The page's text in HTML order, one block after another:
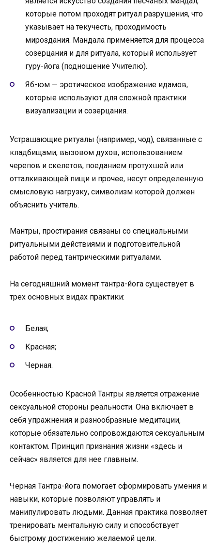
которые потом проходят ритуал разрушения, что
указывает на текучесть, проходимость
мироздания. Мандала применяется для процесса
созерцания и для ритуала, который использует
гуру-йога (подношение Учителю).
Яб-юм — эротическое изображение идамов,
которые используют для сложной практики
визуализации и созерцания.
Устрашающие ритуалы (например, чод), связанные с
кладбищами, вызовом духов, использованием
черепов и скелетов, поеданием протухшей или
отталкивающей пищи и прочее, несут определенную
смысловую нагрузку, символизм которой должен
объяснить учитель.
Мантры, простирания связаны со специальными
ритуальными действиями и подготовительной
работой перед тантрическими ритуалами.
На сегодняшний момент тантра-йога существует в
трех основных видах практики:
Белая;
Красная;
Черная.
Особенностью Красной Тантры является отражение
сексуальной стороны реальности. Она включает в
себя упражнения и разнообразные медитации,
которые обязательно сопровождаются сексуальным
контактом. Принцип признания жизни «здесь и
сейчас» является для нее главным.
Черная Тантра-йога помогает сформировать умения и
навыки, которые позволяют управлять и
манипулировать людьми. Данная практика позволяет
тренировать ментальную силу и способствует
быстрому достижению желаемой цели.